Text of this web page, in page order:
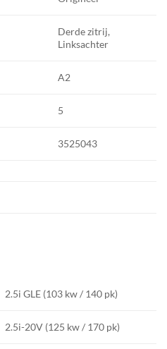
Derde zitrij,
Linksachter
A2
5
3525043
2.5i GLE (103 kw / 140 pk)
2.5i-20V (125 kw / 170 pk)